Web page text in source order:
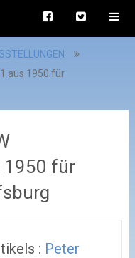
aus 1950 für
1950 für
: Peter